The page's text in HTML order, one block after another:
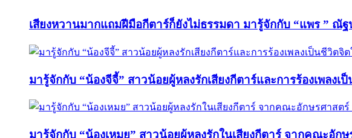
เสียงหวานมากแถมฝีมือกีตาร์ก็ยังไม่ธรรมดา มารู้จักกับ “แพร ” ณั
มารู้จักกับ “น้องจีจี้” สาวน้อยผู้หลงรักเสียงกีตาร์และการร้องเพลงเ
มารู้จักกับ “น้องเหมย” สาวน้อยผู้หลงรักในเสียงกีตาร์ จากคณะอั